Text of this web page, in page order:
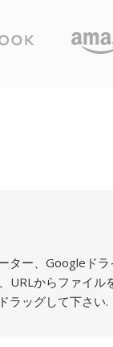
ター、Googleドラ
URLからファイル
ラッグして下さい.